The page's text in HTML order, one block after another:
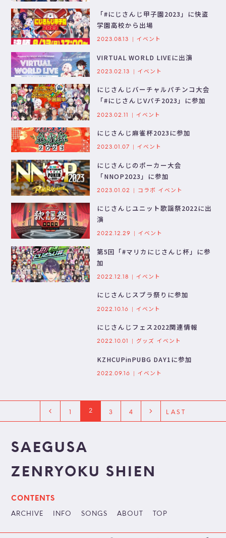
「#にじさんじ甲子園2023」に快盗
学園高校から出場
2023.08.13 イベント
VIRTUAL WORLD LIVEに出演
2023.02.13 イベント
にじさんじバーチャルパチンコ大会
「#にじさんじVパチ2023」に参加
2023.02.11 イベント
にじさんじ麻雀杯2023に参加
2023.01.07 イベント
にじさんじのポーカー大会
「NNOP2023」に参加
2023.01.02 コラボ イベント
にじさんじユニット歌謡祭2022に出
演
2022.12.29 イベント
第5回「#マリカにじさんじ杯」に参
加
2022.12.18 イベント
にじさんじスプラ祭りに参加
2022.10.16 イベント
にじさんじフェス2022関連情報
2022.10.01 グッズ イベント
KZHCUPinPUBG DAY1に参加
2022.09.16 イベント
2 3 4 LAST
SAEGUSA
ZENRYOKU SHIEN
CONTENTS
ARCHIVE INFO SONGS ABOUT TOP